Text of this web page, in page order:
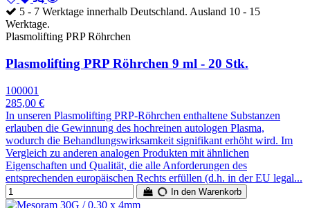
5 - 7 Werktage innerhalb Deutschland. Ausland 10 - 15
Werktage.
Plasmolifting PRP Röhrchen
Plasmolifting PRP Röhrchen 9 ml - 20 Stk.
100001
285,00 €
In unseren Plasmolifting PRP-Röhrchen enthaltene Substanzen
erlauben die Gewinnung des hochreinen autologen Plasma,
wodurch die Behandlungswirksamkeit signifikant erhöht wird. Im
Vergleich zu anderen analogen Produkten mit ähnlichen
Eigenschaften und Qualität, die alle Anforderungen des
entsprechenden europäischen Rechts erfüllen (d.h. in der EU legal...
In den Warenkorb